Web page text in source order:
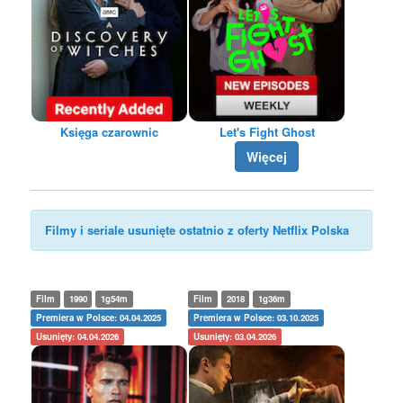
Księga czarownic Let's Fight Ghost
Więcej
Filmy i seriale usunięte ostatnio z oferty Netflix Polska
Film 1990
1g54m
Premiera w Polsce: 04.04.2025
Usunięty: 04.04.2026
Film 2018
1g36m
Premiera w Polsce: 03.10.2025
Usunięty: 03.04.2026